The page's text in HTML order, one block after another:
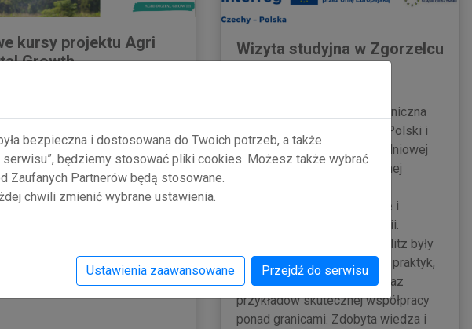
kursy projektu Agri
Growth
Growth wspierających
rolnictwa! Kursy są
stopniowo, każdy
się uzyskanie certyfikatem
Wizyta studyjna w Zgorzelcu
już za nami
W ramach projektu „Transgraniczna
Energia” przedstawiciele z Polski i
Czech uczestniczyli w dwudniowej
wizycie studyjnej poświęconej
nowoczesnej infrastrukturze i
odnawialnym źródłom energii.
Spotkania w Zgorzelcu i Görlitz były
okazją do poznania dobrych praktyk,
innowacyjnych rozwiązań oraz
przykładów skutecznej współpracy
ponad granicami. Zdobyta wiedza i
bezpieczna i dostosowana do Twoich potrzeb, a także
będziemy stosować pliki cookies. Możesz także wybrać
Zaufanych Partnerów będą stosowane.
chwili zmienić wybrane ustawienia.
Ustawienia zaawansowane Przejdź do serwisu